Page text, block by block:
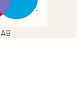
AB